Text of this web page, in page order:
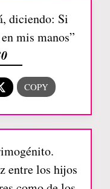
diciendo: Si
mis manos”
entre los hijos